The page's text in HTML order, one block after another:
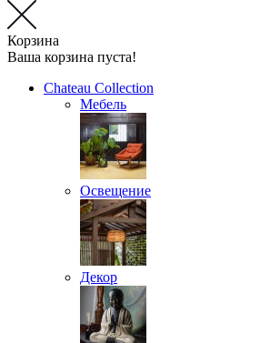
Корзина
Ваша корзина пуста!
Chateau Collection
Мебель
Освещение
Декор